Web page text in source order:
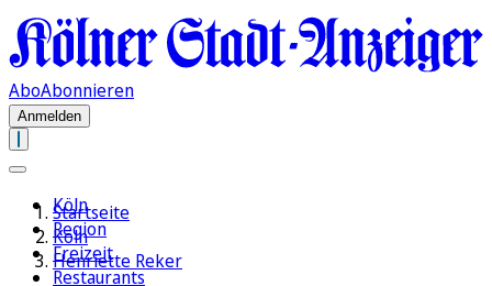
AboAbonnieren
Anmelden
Köln
Region
Freizeit
Restaurants
Startseite
Köln
Henriette Reker